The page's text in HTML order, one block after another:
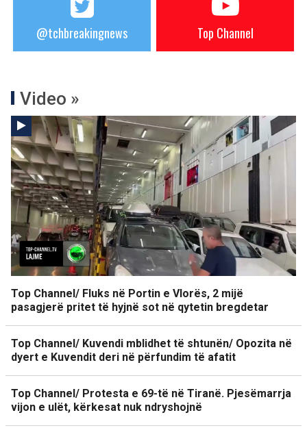
@tchbreakingnews Top Channel
Video »
Top Channel/ Fluks në Portin e Vlorës, 2 mijë
pasagjerë pritet të hyjnë sot në qytetin bregdetar
Top Channel/ Kuvendi mblidhet të shtunën/ Opozita në
dyert e Kuvendit deri në përfundim të afatit
Top Channel/ Protesta e 69-të në Tiranë. Pjesëmarrja
vijon e ulët, kërkesat nuk ndryshojnë